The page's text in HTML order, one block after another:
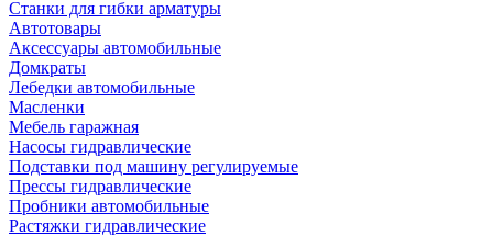
Станки для гибки арматуры
Автотовары
Аксессуары автомобильные
Домкраты
Лебедки автомобильные
Масленки
Мебель гаражная
Насосы гидравлические
Подставки под машину регулируемые
Прессы гидравлические
Пробники автомобильные
Растяжки гидравлические